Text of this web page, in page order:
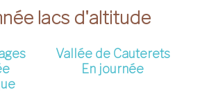
lacs d'altitude
Vallée de Cauterets
En journée